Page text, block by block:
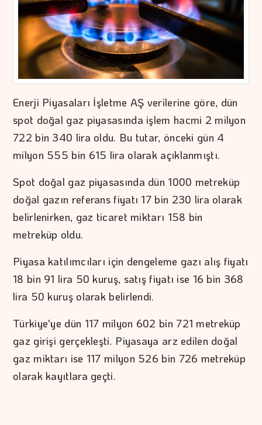
Enerji Piyasaları İşletme AŞ verilerine göre, dün
spot doğal gaz piyasasında işlem hacmi 2 milyon
722 bin 340 lira oldu. Bu tutar, önceki gün 4
milyon 555 bin 615 lira olarak açıklanmıştı.
Spot doğal gaz piyasasında dün 1000 metreküp
doğal gazın referans fiyatı 17 bin 230 lira olarak
belirlenirken, gaz ticaret miktarı 158 bin
metreküp oldu.
Piyasa katılımcıları için dengeleme gazı alış fiyatı
18 bin 91 lira 50 kuruş, satış fiyatı ise 16 bin 368
lira 50 kuruş olarak belirlendi.
Türkiye'ye dün 117 milyon 602 bin 721 metreküp
gaz girişi gerçekleşti. Piyasaya arz edilen doğal
gaz miktarı ise 117 milyon 526 bin 726 metreküp
olarak kayıtlara geçti.